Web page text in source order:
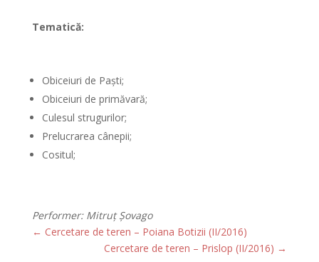
Tematică:
Obiceiuri de Paști;
Obiceiuri de primăvară;
Culesul strugurilor;
Prelucrarea cânepii;
Cositul;
Performer: Mitruț Șovago
← Cercetare de teren – Poiana Botizii (II/2016)
Cercetare de teren – Prislop (II/2016) →